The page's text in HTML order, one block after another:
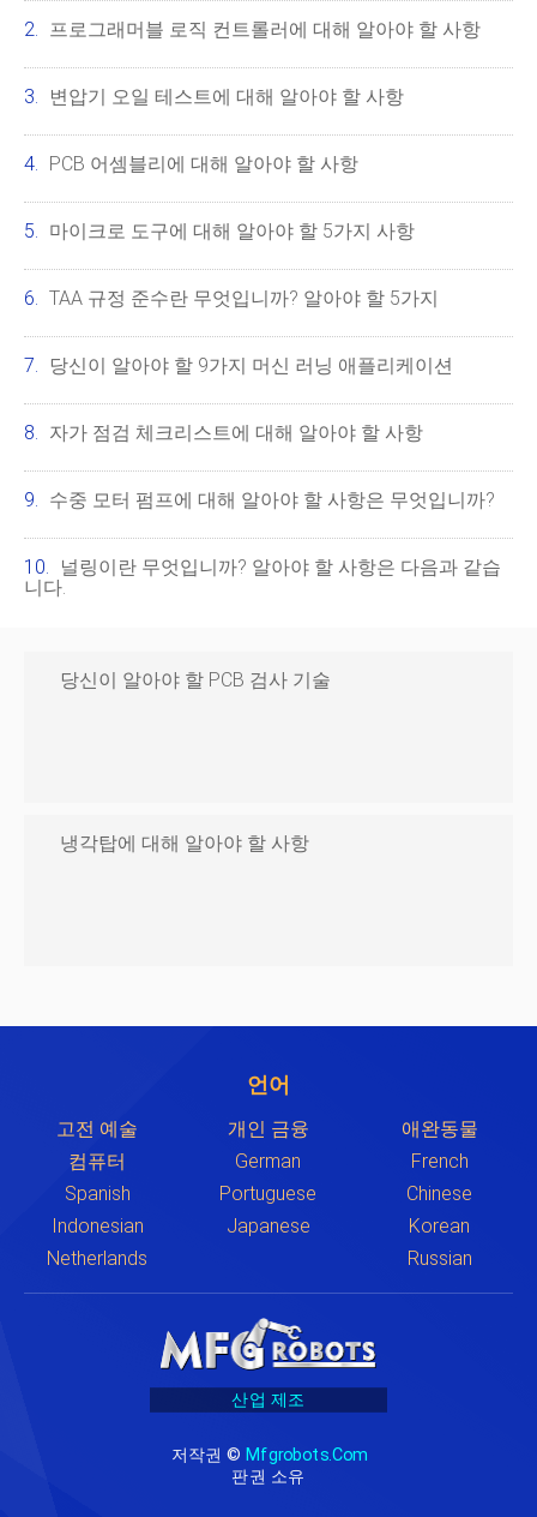
프로그래머블 로직 컨트롤러에 대해 알아야 할 사항
변압기 오일 테스트에 대해 알아야 할 사항
PCB 어셈블리에 대해 알아야 할 사항
마이크로 도구에 대해 알아야 할 5가지 사항
TAA 규정 준수란 무엇입니까? 알아야 할 5가지
당신이 알아야 할 9가지 머신 러닝 애플리케이션
자가 점검 체크리스트에 대해 알아야 할 사항
수중 모터 펌프에 대해 알아야 할 사항은 무엇입니까?
널링이란 무엇입니까? 알아야 할 사항은 다음과 같습
니다.
당신이 알아야 할 PCB 검사 기술
냉각탑에 대해 알아야 할 사항
언어
고전 예술 개인 금융
애완동물
컴퓨터
German
French
Spanish
Portuguese
Chinese
Indonesian
Japanese
Korean
Netherlands
Russian
산업 제조
저작권 © Mfgrobots.com
판권 소유